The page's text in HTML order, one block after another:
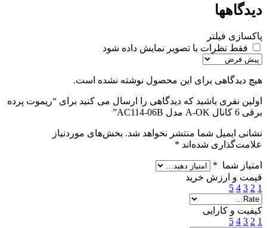
دیدگاهها
پاکسازی فیلتر
فقط نظرات با تصویر نمایش داده شود
هیچ دیدگاهی برای این محصول نوشته نشده است.
اولین نفری باشید که دیدگاهی را ارسال می کنید برای “ریموت پرده
برقی 6 کانال A-OK مدل AC114-06B”
نشانی ایمیل شما منتشر نخواهد شد. بخش‌های موردنیاز
علامت‌گذاری شده‌اند *
امتیاز شما *
قیمت و ارزش خرید
1
2
3
4
5
کیفیت و کارایی
1
2
3
4
5